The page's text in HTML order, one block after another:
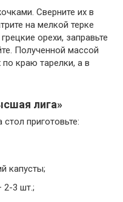
Сверните их в
на мелкой терке
орехи, заправьте
Полученной массой
краю тарелки, а в
лига»
приготовьте:
капусты;
2-3 шт.;